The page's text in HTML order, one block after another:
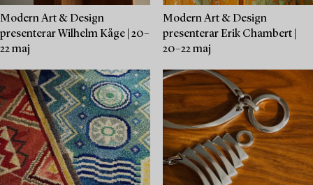
Modern Art & Design
presenterar Wilhelm Kåge | 20–
22 maj
Modern Art & Design
presenterar Erik Chambert |
20–22 maj